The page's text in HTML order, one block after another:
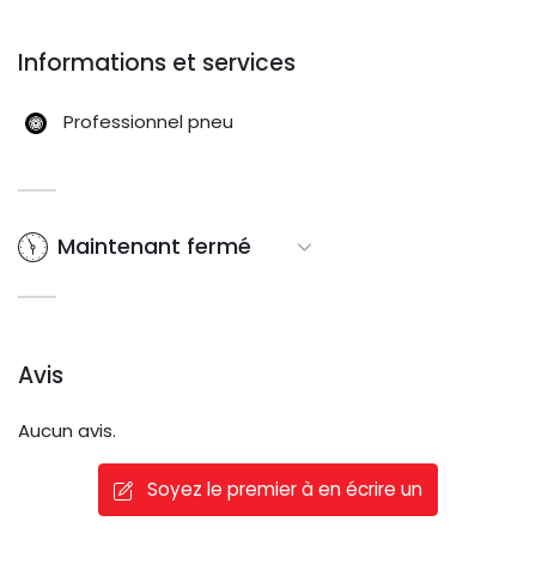
Informations et services
Professionnel pneu
Maintenant fermé
Avis
Aucun avis.
Soyez le premier à en écrire un